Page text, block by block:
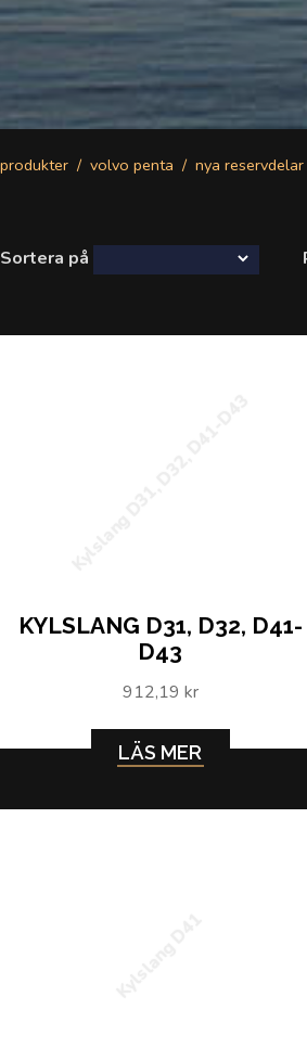
produkter volvo penta nya reservdelar
Sortera på
KYLSLANG D31, D32, D41-
D43
912,19 kr
LÄS MER